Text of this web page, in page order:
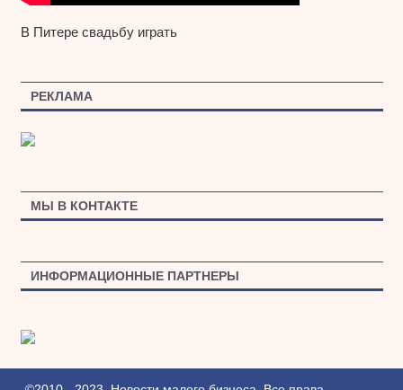
В Питере свадьбу играть
РЕКЛАМА
МЫ В КОНТАКТЕ
ИНФОРМАЦИОННЫЕ ПАРТНЕРЫ